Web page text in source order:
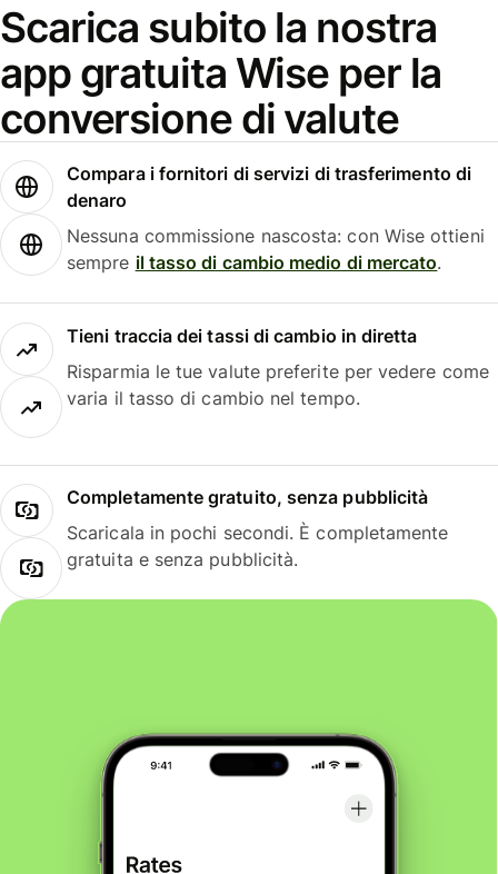
Scarica subito la nostra
app gratuita Wise per la
conversione di valute
Compara i fornitori di servizi di trasferimento di
denaro
Nessuna commissione nascosta: con Wise ottieni
sempre il tasso di cambio medio di mercato.
Tieni traccia dei tassi di cambio in diretta
Risparmia le tue valute preferite per vedere come
varia il tasso di cambio nel tempo.
Completamente gratuito, senza pubblicità
Scaricala in pochi secondi. È completamente
gratuita e senza pubblicità.